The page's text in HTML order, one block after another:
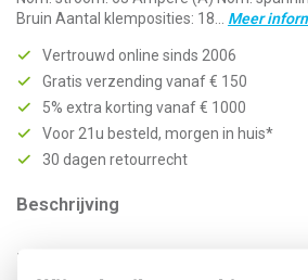
Bruin Aantal klemposities: 18... Meer
Vertrouwd online sinds 2006
Gratis verzending vanaf € 150
5% extra korting vanaf € 1000
Voor 21u besteld, morgen in huis*
30 dagen retourrecht
Beschrijving
Technische specificaties